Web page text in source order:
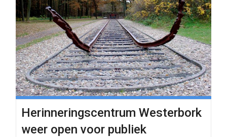
Herinneringscentrum Westerbork
weer open voor publiek